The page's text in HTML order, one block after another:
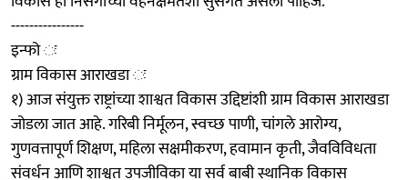
----------------
इन्फो ः
ग्राम विकास आराखडा ः
१) आज संयुक्त राष्ट्रांच्या शाश्वत विकास उद्दिष्टांशी ग्राम विकास आराखडा
जोडला जात आहे. गरिबी निर्मूलन, स्वच्छ पाणी, चांगले आरोग्य,
गुणवत्तापूर्ण शिक्षण, महिला सक्षमीकरण, हवामान कृती, जैवविविधता
संवर्धन आणि शाश्वत उपजीविका या सर्व बाबी स्थानिक विकास